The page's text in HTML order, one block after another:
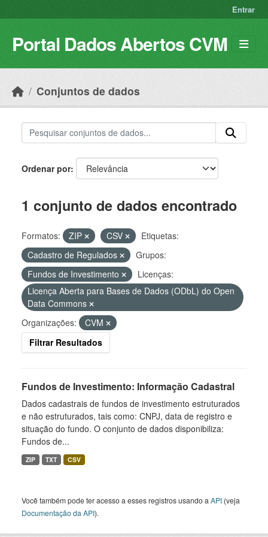
Entrar
Portal Dados Abertos CVM
Conjuntos de dados
Ordenar por
1 conjunto de dados encontrado
Formatos: ZIP CSV
Etiquetas:
Cadastro de Regulados
Grupos:
Fundos de Investimento
Licenças:
Licença Aberta para Bases de Dados (ODbL) do Open
Data Commons
Organizações:
CVM
Filtrar Resultados
Fundos de Investimento: Informação Cadastral
Dados cadastrais de fundos de investimento estruturados
e não estruturados, tais como: CNPJ, data de registro e
situação do fundo. O conjunto de dados disponibiliza:
Fundos de...
ZIP TXT CSV
Você também pode ter acesso a esses registros usando a API (veja
Documentação da API).